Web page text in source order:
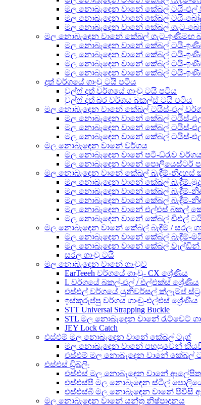
මල නොබැඳෙන වානේ කේබල් ටයි-
මල නොබැඳෙන වානේ කේබල් ටයි-
මල නොබැඳෙන වානේ කේබල් ගැට-
මල නොබැඳෙන වානේ කේබල් ගැට-ඉණිමඟ
මල නොබැඳෙන වානේ කේබල් ටයි-
මල නොබැඳෙන වානේ කේබල් ටයි-
මල නොබැඳෙන වානේ කේබල් ටයි-
මල නොබැඳෙන වානේ කේබල් ටයි-
දත් වර්ගයේ ගාංචු ටයි පටිය
වුල්ෆ් දත් වර්ගයේ ගාංචු ටයි පටිය
වුල්ෆ් දත් බර වර්ගය බකල්ස් ටයි පටිය
මල නොබැඳෙන වානේ කේබල් ටයිස්-එල්
මල නොබැඳෙන වානේ කේබල් ටයිස්-
මල නොබැඳෙන වානේ කේබල් ටයිස්-
මල නොබැඳෙන වානේ කේබල් ටයිස්-
මල නොබැඳෙන වානේ වර්ගය
මල නොබැඳෙන වානේ පටි-ධ්රැව වර්ගය
මල නොබැඳෙන වානේ පොලියෙස්ටර්
මල නොබැඳෙන වානේ කේබල් බැඳීම්-නිදහස්
මල නොබැඳෙන වානේ කේබල් බැඳීම්-
මල නොබැඳෙන වානේ කේබල් බැඳීම්-
මල නොබැඳෙන වානේ කේබල් බැඳීම්-
මල නොබැඳෙන වානේ එල්එස් බකල්
මල නොබැඳෙන වානේ කේබල් ඩීඑල්
මල නොබැඳෙන වානේ කේබල් බැඳීම් / සරල
මල නොබැඳෙන වානේ කේබල් බැඳීම්-
මල නොබැඳෙන වානේ කේබල් වෑල්ඩින්
සරල ගාංචු ටයි
මල නොබැඳෙන වානේ ගාංචුව
EarTeeeh වර්ගයේ ගාංචු- CX ශ්‍රේණිය
L වර්ගයේ බකල්-එල් / එල්එක්ස් ශ්‍රේණිය
එස්එල් වර්ගයේ යුනිවර්සල් ක්ලැම්ප්
ඉස්කුරුප්පු වර්ගය ගාංචු-එල්එස් ශ්‍රේණිය
STT Universal Strapping Buckle
STL මල නොබැඳෙන වානේ රැට්චෙට්
JEY Lock Catch
එස්එම් මල නොබැඳෙන වානේ කේබල් ටැග්
මල නොබැඳෙන වානේ පහසුවෙන්
එස්එම් මල නොබැඳෙන වානේ කේබල්
එස්එස් ඩ්‍රිබ්ලිං
එස්එස් මල නොබැඳෙන වානේ
එස්එස්පී මල නොබැඳෙන ස්ටීල්
එස්එස්බී මල නොබැඳෙන වානේ පීවීසී
මල නොබැඳෙන වානේ යන්ත්‍ර නිෂ්පාදනය